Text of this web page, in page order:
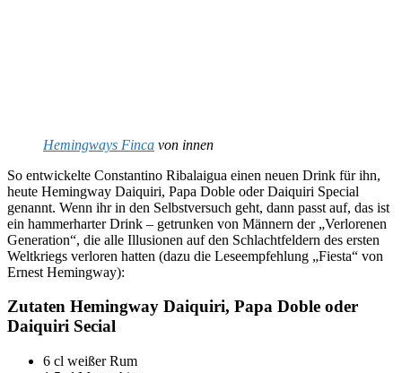
Hemingways Finca von innen
So entwickelte Constantino Ribalaigua einen neuen Drink für ihn,
heute Hemingway Daiquiri, Papa Doble oder Daiquiri Special
genannt. Wenn ihr in den Selbstversuch geht, dann passt auf, das ist
ein hammerharter Drink – getrunken von Männern der „Verlorenen
Generation“, die alle Illusionen auf den Schlachtfeldern des ersten
Weltkriegs verloren hatten (dazu die Leseempfehlung „Fiesta“ von
Ernest Hemingway):
Zutaten Hemingway Daiquiri, Papa Doble oder
Daiquiri Secial
6 cl weißer Rum